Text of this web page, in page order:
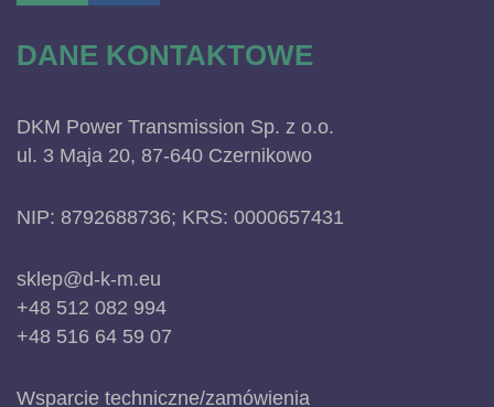
DANE KONTAKTOWE
DKM Power Transmission Sp. z o.o.
ul. 3 Maja 20, 87-640 Czernikowo
NIP: 8792688736; KRS: 0000657431
sklep@d-k-m.eu
+48 512 082 994
+48 516 64 59 07
Wsparcie techniczne/zamówienia